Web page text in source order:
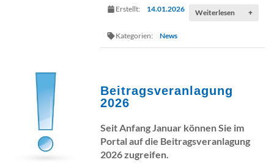
Erstellt: 14.01.2026
Kategorien: News
Weiterlesen +
Beitragsveranlagung
2026
Seit Anfang Januar können Sie im
Portal auf die Beitragsveranlagung
2026 zugreifen.